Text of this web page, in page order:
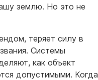
землю. Но это не
теряет силу в
Системы
как объект
допустимыми. Когда